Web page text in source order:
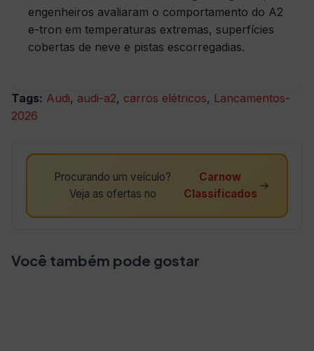
engenheiros avaliaram o comportamento do A2
e-tron em temperaturas extremas, superfícies
cobertas de neve e pistas escorregadias.
Tags: Audi, audi-a2, carros elétricos, Lancamentos-
2026
Procurando um veículo?
Veja as ofertas no
Carnow
Classificados
→
Você também pode gostar